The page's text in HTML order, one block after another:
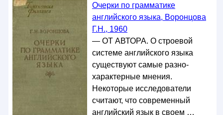
Очерки по грамматике
английского языка, Воронцова
Г.Н., 1960
— ОТ АВТОРА. О строевой
системе английского языка
существуют самые разно-
характерные мнения.
Некоторые исследователи
считают, что современный
английский язык в своем …